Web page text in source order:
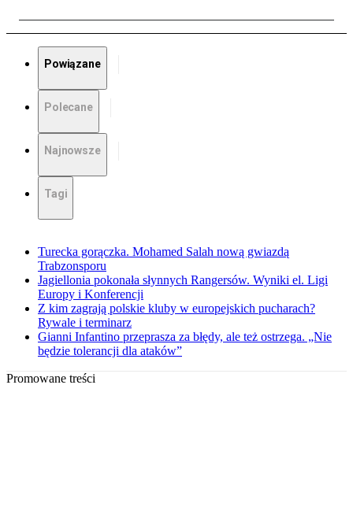
Powiązane
Polecane
Najnowsze
Tagi
Turecka gorączka. Mohamed Salah nową gwiazdą
Trabzonsporu
Jagiellonia pokonała słynnych Rangersów. Wyniki el. Ligi
Europy i Konferencji
Z kim zagrają polskie kluby w europejskich pucharach?
Rywale i terminarz
Gianni Infantino przeprasza za błędy, ale też ostrzega. „Nie
będzie tolerancji dla ataków”
Promowane treści